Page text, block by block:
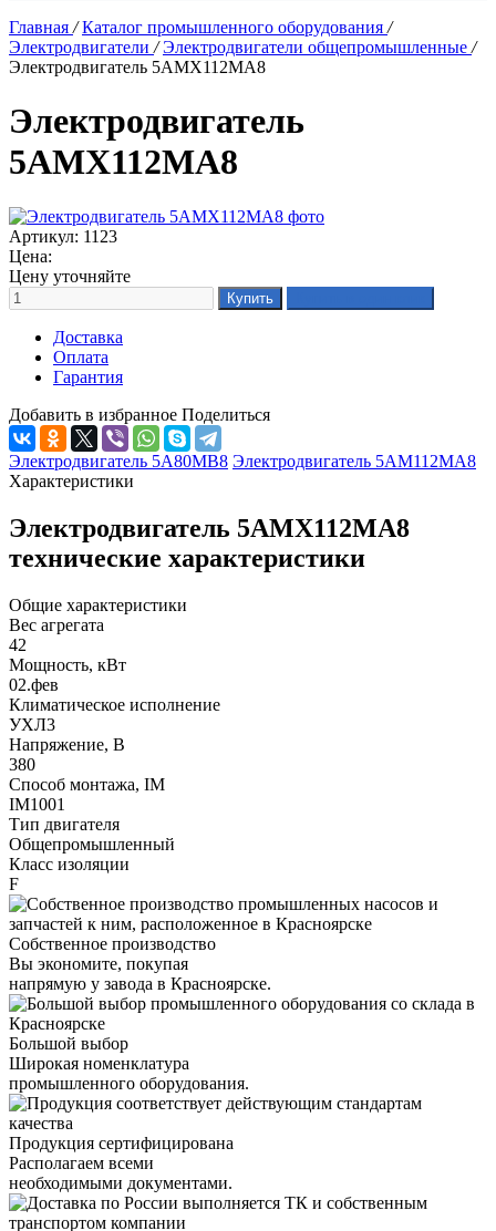
Главная / Каталог промышленного оборудования /
Электродвигатели / Электродвигатели общепромышленные /
Электродвигатель 5АМХ112МА8
Электродвигатель
5АМХ112МА8
Артикул: 1123
Цена:
Цену уточняйте
Доставка
Оплата
Гарантия
Добавить в избранное Поделиться
Электродвигатель 5А80МВ8 Электродвигатель 5АМ112МА8
Характеристики
Электродвигатель 5АМХ112МА8
технические характеристики
Общие характеристики
Вес агрегата
42
Мощность, кВт
02.фев
Климатическое исполнение
УХЛ3
Напряжение, В
380
Способ монтажа, IM
IM1001
Тип двигателя
Общепромышленный
Класс изоляции
F
Собственное производство
Вы экономите, покупая
напрямую у завода в Красноярске.
Большой выбор
Широкая номенклатура
промышленного оборудования.
Продукция сертифицирована
Располагаем всеми
необходимыми документами.